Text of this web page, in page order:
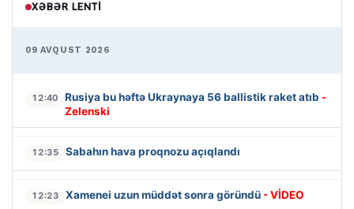
XƏBƏR LENTI
09 AVQUST 2026
12:40 Rusiya bu həftə Ukraynaya 56 ballistik raket atıb -
Zelenski
12:35 Sabahın hava proqnozu açıqlandı
12:23 Xamenei uzun müddət sonra göründü - VİDEO